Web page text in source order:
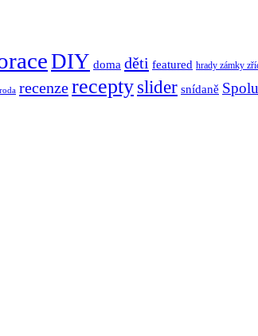
DIY doma děti featured hrady zámky
recenzerecepty slider snídaně